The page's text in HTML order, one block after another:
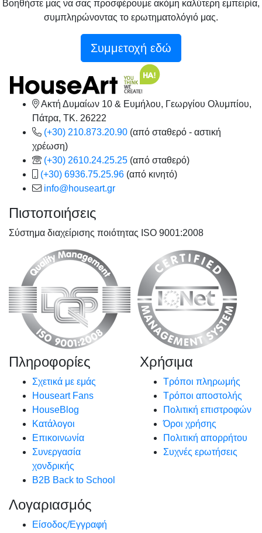
Βοηθήστε μας να σας προσφέρουμε ακόμη καλύτερη εμπειρία,
συμπληρώνοντας το ερωτηματολόγιό μας.
Συμμετοχή εδώ
Ακτή Δυμαίων 10 & Ευμήλου, Γεωργίου Ολυμπίου,
Πάτρα, TK. 26222
(+30) 210.873.20.90 (από σταθερό - αστική
χρέωση)
(+30) 2610.24.25.25 (από σταθερό)
(+30) 6936.75.25.96 (από κινητό)
info@houseart.gr
Πιστοποιήσεις
Σύστημα διαχείρισης ποιότητας ISO 9001:2008
Πληροφορίες
Σχετικά με εμάς
Houseart Fans
HouseBlog
Κατάλογοι
Επικοινωνία
Συνεργασία
χονδρικής
B2B Back to School
Χρήσιμα
Τρόποι πληρωμής
Τρόποι αποστολής
Πολιτική επιστροφών
Όροι χρήσης
Πολιτική απορρήτου
Συχνές ερωτήσεις
Λογαριασμός
Είσοδος/Εγγραφή